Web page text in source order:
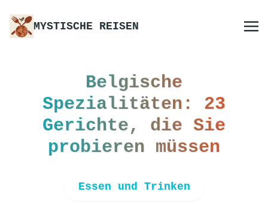
MYSTISCHE REISEN
Belgische
Spezialitäten: 23
Gerichte, die Sie
probieren müssen
Essen und Trinken